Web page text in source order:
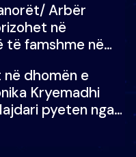
deri në fund
Arbër
në
të famshme në
dhomën e
Kryemadhi
pyeten nga